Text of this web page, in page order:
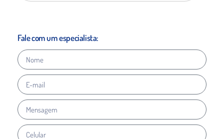
Fale com um especialista: